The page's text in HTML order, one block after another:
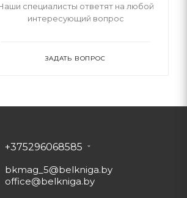
специалисты ответят на любой
интересующий вопрос
ЗАДАТЬ ВОПРОС
+375296068585
bkmag_5@belkniga.by
office@belkniga.by